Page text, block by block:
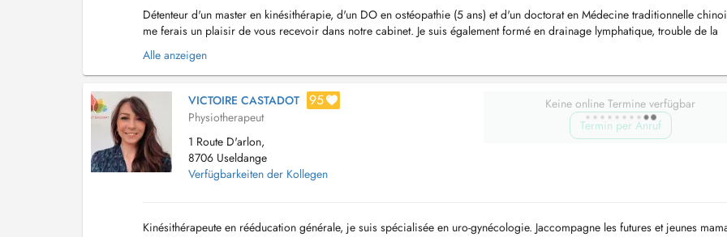
Détenteur d'un master en kinésithérapie, d'un DO en ostéopathie (5 ans) et d'un doctorat en Médecine traditionnelle
me ferais un plaisir de vous recevoir dans notre cabinet. Je suis également formé en drainage lymphatique, trouble de la
mâchoire, ostéopathie pédiatrique et de l'adult...
Alle anzeigen
VICTOIRE CASTADOT 95
Physiotherapeut
1 Route D'arlon,
8706 Useldange
Verfügbarkeiten der Kollegen
Keine online Termine verfügbar
Termin per Anruf
Kinésithérapeute en rééducation générale, je suis spécialisée en uro-gynécologie. Jaccompagne les futures et jeunes